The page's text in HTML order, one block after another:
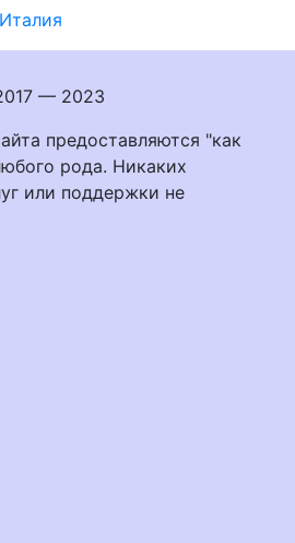
— 2023
предоставляются "как
рода. Никаких
или поддержки не